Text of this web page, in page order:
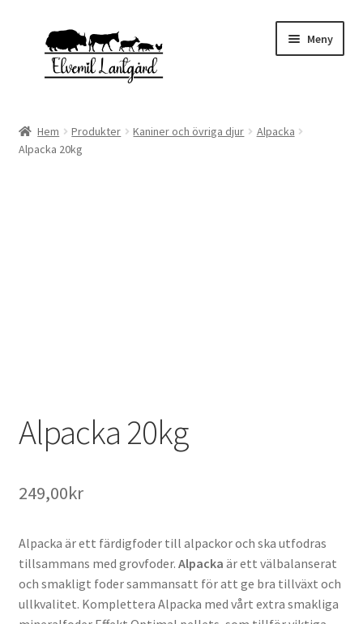
Hoppa
navigering
Hoppa
innehåll
Meny
Gårdsbutiken
Hem Produkter Kaniner och övriga djur
Alpacka
Alpacka 20kg
Alpacka 20kg
249,00kr
Alpacka är ett färdigfoder till alpackor och ska utfodras
tillsammans med grovfoder. Alpacka är ett välbalanserat
och smakligt foder sammansatt för att ge bra tillväxt och
ullkvalitet. Komplettera Alpacka med vårt extra smakliga